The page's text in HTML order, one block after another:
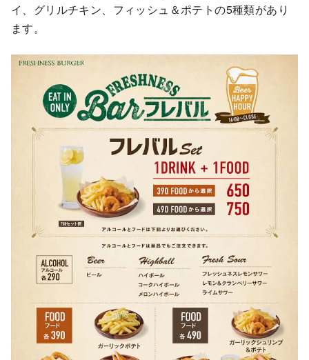
イ、グリルチキン、フィッシュ＆ポテトの5種類があり
ます。